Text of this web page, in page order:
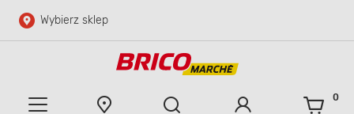
Przejdź do głównej zawartości
Wybierz sklep
0